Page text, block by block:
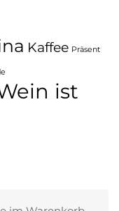
Kaffee Präsent
ist